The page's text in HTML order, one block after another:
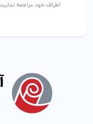
اطراف خود مراجعه